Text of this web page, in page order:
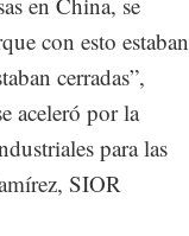
con esto estaban
cerradas”,
aceleró por la
para las
SIOR